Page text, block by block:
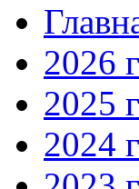
2026
2025
2024